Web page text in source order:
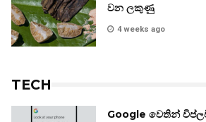
වන ලකුණු
4 weeks ago
TECH
Google වෙතින්